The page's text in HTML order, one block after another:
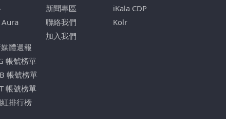
體週報
帳號榜單
帳號榜單
帳號榜單
排行榜
新聞專區
聯絡我們
加入我們
iKala CDP
Kolr